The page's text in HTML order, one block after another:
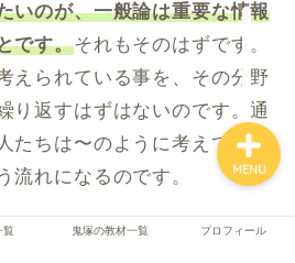
いのが、一般論は重要な情報
です。それもそのはずです。
えられている事を、その分野
り返すはずはないのです。通
たちは〜のように考えている
れになるのです。
が流れると、次に逆接マーカ
覧 鬼塚の教材一覧 プロフィール
MENU
プロフィール